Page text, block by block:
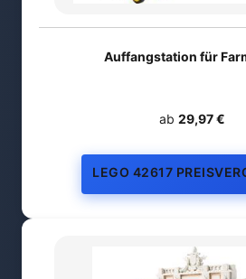
Auffangstation für
ab 29,97 €
LEGO 42617